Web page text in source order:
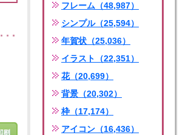
フレーム（48,987）
シンプル（25,594）
年賀状（25,036）
イラスト（22,351）
花（20,699）
背景（20,302）
枠（17,174）
アイコン（16,436）